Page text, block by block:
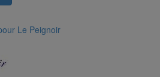
Le Peignoir